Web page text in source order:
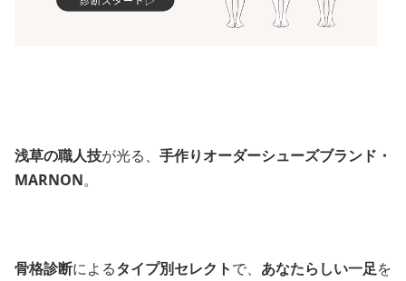
浅草の職人技が光る、 手作りオーダーシューズブランド・
MARNON。
骨格診断によるタイプ別セレクトで、 あなたらしい一足を